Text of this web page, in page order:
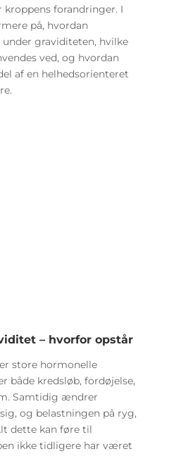
forandringer. I
på, hvordan
graviditeten, hvilke
ved, og hvordan
af en helhedsorienteret
– hvorfor opstår
store hormonelle
både kredsløb, fordøjelse,
Samtidig ændrer
og belastningen på ryg,
dette kan føre til
ikke tidligere har været